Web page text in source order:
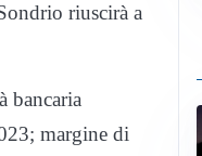
riuscirà a
bancaria
margine di